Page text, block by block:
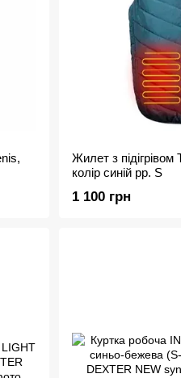
Жилет з
колір синій рр. S
1 100 грн